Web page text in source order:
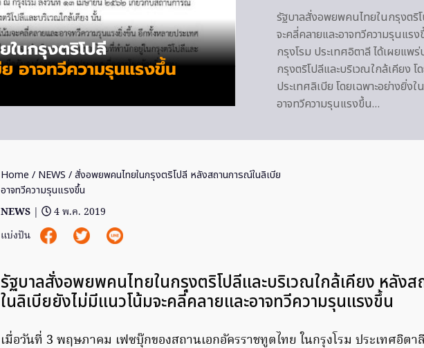
รัฐบาลสั่งอพยพคนไทยในกรุงตริ
จะคลี่คลายและอาจทวีความรุนแ
กรุงโรม ประเทศอิตาลี ได้เผยแพ
กรุงตริโปลีและบริเวณใกล้เคียง
ประเทศลิเบีย โดยเฉพาะอย่างยิ่ง
อาจทวีความรุนแรงขึ้น…
Home / NEWS / สั่งอพยพคนไทยในกรุงตริโปลี หลังสถานการณ์ในลิเบีย
อาจทวีความรุนแรงขึ้น
NEWS |
4 พ.ค. 2019
แบ่งปัน
รัฐบาลสั่งอพยพคนไทยในกรุงตริโปลีและบริเวณใกล้เคียง หลัง
ในลิเบียยังไม่มีแนวโน้มจะคลี่คลายและอาจทวีความรุนแรงขึ้น
เมื่อวันที่ 3 พฤษภาคม เฟซบุ๊กของสถานเอกอัครราชทูตไทย ในกรุงโรม ประเทศอิตา